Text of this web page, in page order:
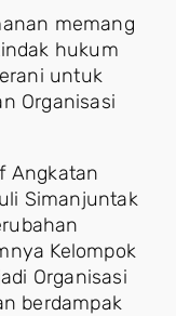
memang
hukum
untuk
Organisasi
Angkatan
Simanjuntak
Kelompok
Organisasi
berdampak